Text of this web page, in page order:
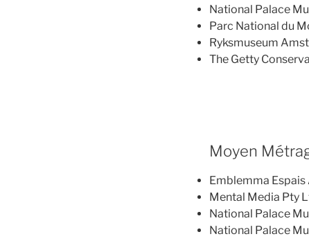
National Palace
Parc National du
Ryksmuseum
The Getty
Moyen
Emblemma Espais
Mental Media Pty
National Palace
National Palace